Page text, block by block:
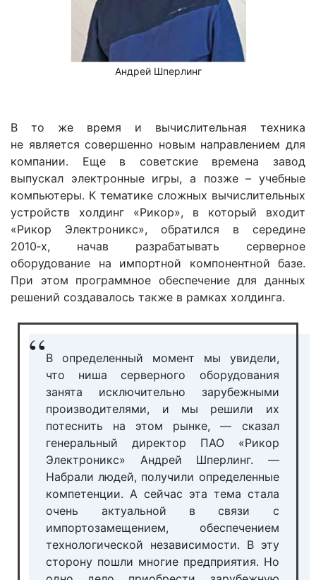
Андрей Шперлинг
В то же время и вычислительная техника
не является совершенно новым направлением для
компании. Еще в советские времена завод
выпускал электронные игры, а позже – учебные
компьютеры. К тематике сложных вычислительных
устройств холдинг «Рикор», в который входит
«Рикор Электроникс», обратился в середине
2010‑х, начав разрабатывать серверное
оборудование на импортной компонентной базе.
При этом программное обеспечение для данных
решений создавалось также в рамках холдинга.
В определенный момент мы увидели,
что ниша серверного оборудования
занята исключительно зарубежными
производителями, и мы решили их
потеснить на этом рынке, — сказал
генеральный директор ПАО «Рикор
Электроникс» Андрей Шперлинг. —
Набрали людей, получили определенные
компетенции. А сейчас эта тема стала
очень актуальной в связи с
импортозамещением, обеспечением
технологической независимости. В эту
сторону пошли многие предприятия. Но